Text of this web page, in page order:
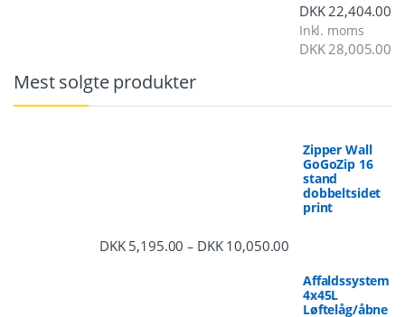
DKK22,404.00
Inkl. moms
DKK28,005.00
Mest solgte produkter
Zipper Wall
GoGoZip 16
stand
dobbeltsidet
print
DKK5,195.00 – DKK10,050.00
Affaldssystem
4x45L
Løftelåg/åbne